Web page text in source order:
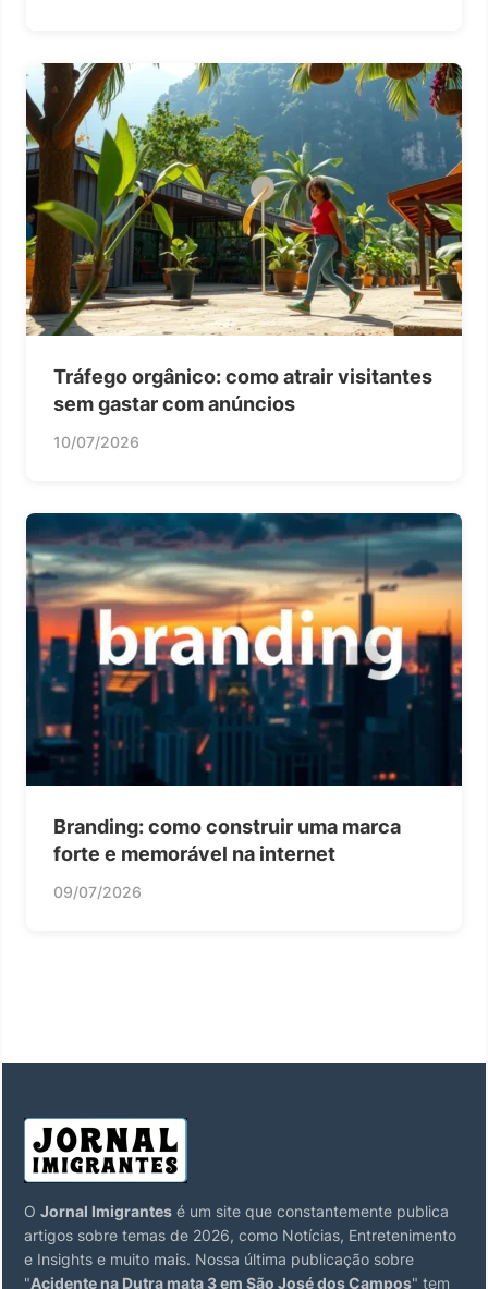
Tráfego orgânico: como atrair visitantes
sem gastar com anúncios
10/07/2026
Branding: como construir uma marca
forte e memorável na internet
09/07/2026
O Jornal Imigrantes é um site que constantemente publica
artigos sobre temas de 2026, como Notícias, Entretenimento
e Insights e muito mais. Nossa última publicação sobre
"Acidente na Dutra mata 3 em São José dos Campos" tem